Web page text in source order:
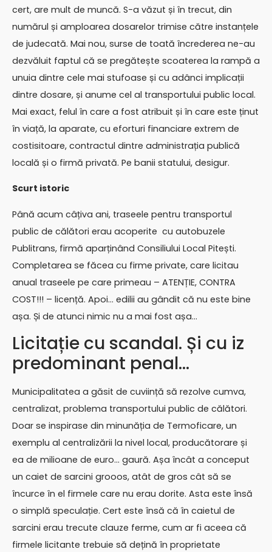
cert, are mult de muncă. S-a văzut și în trecut, din
numărul și amploarea dosarelor trimise către instanțele
de judecată. Mai nou, surse de toată încrederea ne-au
dezvăluit faptul că se pregătește scoaterea la rampă a
unuia dintre cele mai stufoase și cu adânci implicații
dintre dosare, și anume cel al transportului public local.
Mai exact, felul în care a fost atribuit și în care este ținut
în viață, la aparate, cu eforturi financiare extrem de
costisitoare, contractul dintre administrația publică
locală și o firmă privată. Pe banii statului, desigur.
Scurt istoric
Până acum câțiva ani, traseele pentru transportul
public de călători erau acoperite cu autobuzele
Publitrans, firmă aparținând Consiliului Local Pitești.
Completarea se făcea cu firme private, care licitau
anual traseele pe care primeau – ATENȚIE, CONTRA
COST!!! – licență. Apoi… edilii au gândit că nu este bine
așa. Și de atunci nimic nu a mai fost așa…
Licitație cu scandal. Și cu iz
predominant penal…
Municipalitatea a găsit de cuviință să rezolve cumva,
centralizat, problema transportului public de călători.
Doar se inspirase din minunăția de Termoficare, un
exemplu al centralizării la nivel local, producătorare și
ea de milioane de euro… gaură. Așa încât a conceput
un caiet de sarcini grooos, atât de gros cât să se
încurce în el firmele care nu erau dorite. Asta este însă
o simplă speculație. Cert este însă că în caietul de
sarcini erau trecute clauze ferme, cum ar fi aceea că
firmele licitante trebuie să dețină în proprietate